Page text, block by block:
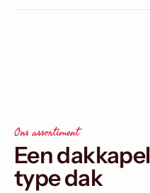
Ons assortiment
Een
type dak